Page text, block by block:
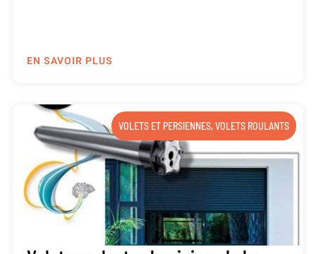
EN SAVOIR PLUS
VOLETS ET PERSIENNES,VOLETS ROULANTS